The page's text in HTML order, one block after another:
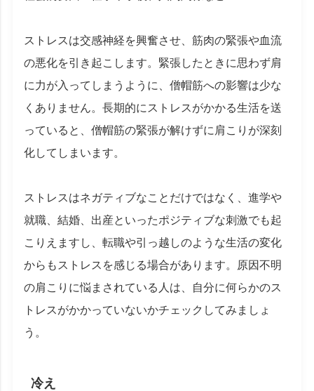
ストレスは交感神経を興奮させ、筋肉の緊張や血流
の悪化を引き起こします。緊張したときに思わず肩
に力が入ってしまうように、僧帽筋への影響は少な
くありません。長期的にストレスがかかる生活を送
っていると、僧帽筋の緊張が解けずに肩こりが深刻
化してしまいます。
ストレスはネガティブなことだけではなく、進学や
就職、結婚、出産といったポジティブな刺激でも起
こりえますし、転職や引っ越しのような生活の変化
からもストレスを感じる場合があります。原因不明
の肩こりに悩まされている人は、自分に何らかのス
トレスがかかっていないかチェックしてみましょ
う。
冷え